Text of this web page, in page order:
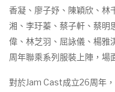
香凝、廖子妤、陳穎欣、林
湘、李玗蓁、蔡子軒、蔡明
偉、林芝羽、屈詠儀、楊雅
周年聯乘系列服裝上陣，場
對於Jam Cast成立26周年